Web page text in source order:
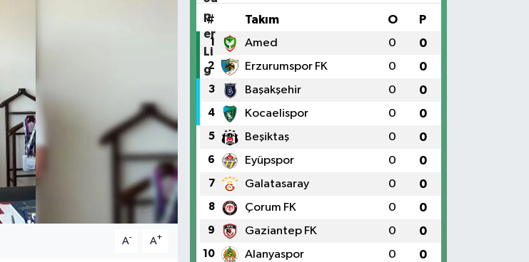
A- A+
# Takım O P
1 Amed 0 0
2 Erzurumspor FK 0 0
3 Başakşehir 0 0
4 Kocaelispor 0 0
5 Beşiktaş 0 0
6 Eyüpspor 0 0
7 Galatasaray 0 0
8 Çorum FK 0 0
9 Gaziantep FK 0 0
10 Alanyaspor 0 0